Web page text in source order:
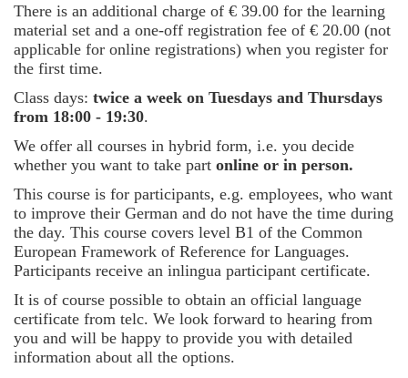
There is an additional charge of € 39.00 for the learning
material set and a one-off registration fee of € 20.00 (not
applicable for online registrations) when you register for
the first time.
Class days: twice a week on Tuesdays and Thursdays
from 18:00 - 19:30.
We offer all courses in hybrid form, i.e. you decide
whether you want to take part online or in person.
This course is for participants, e.g. employees, who want
to improve their German and do not have the time during
the day. This course covers level B1 of the Common
European Framework of Reference for Languages.
Participants receive an inlingua participant certificate.
It is of course possible to obtain an official language
certificate from telc. We look forward to hearing from
you and will be happy to provide you with detailed
information about all the options.